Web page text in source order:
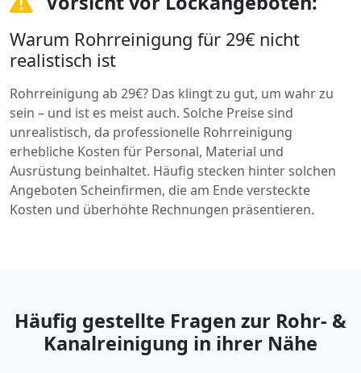
Warum Rohrreinigung für 29€ nicht
realistisch ist
Rohrreinigung ab 29€? Das klingt zu gut, um wahr zu
sein – und ist es meist auch. Solche Preise sind
unrealistisch, da professionelle Rohrreinigung
erhebliche Kosten für Personal, Material und
Ausrüstung beinhaltet. Häufig stecken hinter solchen
Angeboten Scheinfirmen, die am Ende versteckte
Kosten und überhöhte Rechnungen präsentieren.
Häufig gestellte Fragen zur Rohr- &
Kanalreinigung in ihrer Nähe